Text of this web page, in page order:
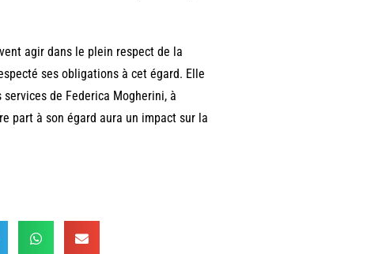
agir dans le plein respect de la
ses obligations à cet égard. Elle
de Federica Mogherini, à
part à son égard aura un impact sur la